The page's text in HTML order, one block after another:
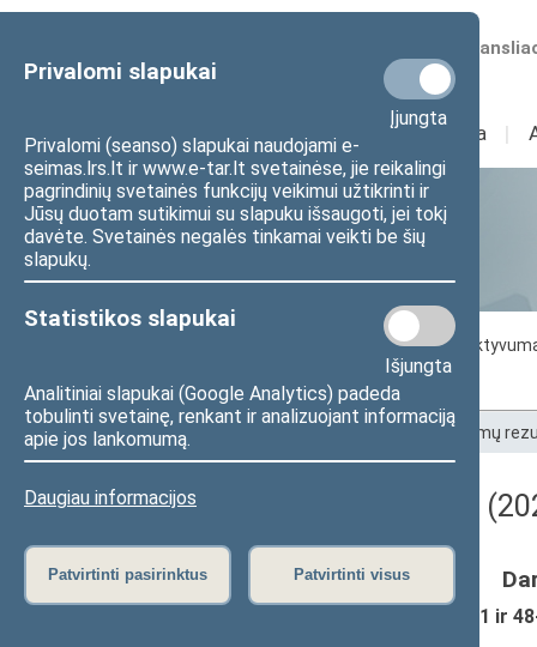
Privalomi slapukai
Įjungta
Privalomi (seanso) slapukai naudojami e-
seimas.lrs.lt ir www.e-tar.lt svetainėse, jie reikalingi
pagrindinių svetainės funkcijų veikimui užtikrinti ir
Jūsų duotam sutikimui su slapuku išsaugoti, jei tokį
davėte. Svetainės negalės tinkamai veikti be šių
slapukų.
Statistikos slapukai
Išjungta
Analitiniai slapukai (Google Analytics) padeda
tobulinti svetainę, renkant ir analizuojant informaciją
apie jos lankomumą.
Daugiau informacijos
Patvirtinti pasirinktus Patvirtinti visus
Numatomos
Sudėtis Veikla I
Statistika
Seimo narių
Seimo narių balsavimų rezultatai
Pradžia Seimo narių balsavimų
Darbotvarkės klausimas
Užimtumo įstatymo Nr. XII-2470 48-1 ir